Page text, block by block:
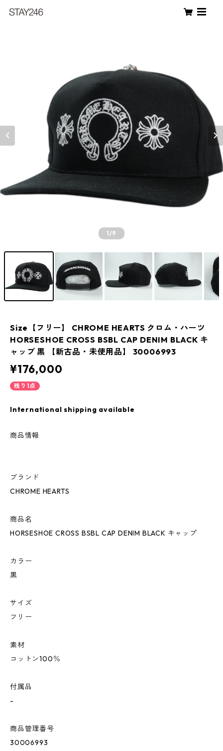
1/9
Size【フリー】 CHROME HEARTS クロム・ハーツ
HORSESHOE CROSS BSBL CAP DENIM BLACK キ
ャップ 黒 【新古品・未使用品】 30006993
¥176,000
残り1点
International shipping available
商品情報
ブランド
CHROME HEARTS
商品名
HORSESHOE CROSS BSBL CAP DENIM BLACK キャップ
カラー
黒
サイズ
フリー
素材
コットン100％
付属品
-
商品管理番号
30006993